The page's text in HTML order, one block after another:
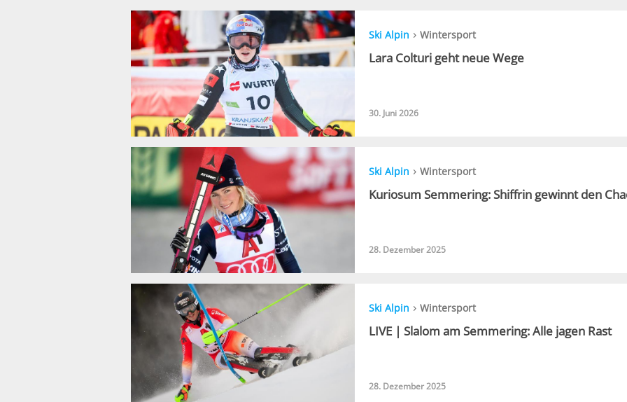
Ski Alpin › Wintersport
Lara Colturi geht neue Wege
30. Juni 2026
Ski Alpin › Wintersport
Kuriosum Semmering: Shiffrin gewinnt den
28. Dezember 2025
Ski Alpin › Wintersport
LIVE | Slalom am Semmering: Alle jagen Rast
28. Dezember 2025